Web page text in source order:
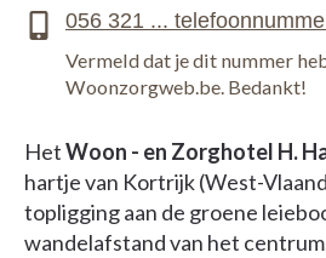
HetWoon - en Zorghotel H.
hartje van Kortrijk (West-
topligging aan de groene
wandelafstand van het
Vermeld dat je dit nummer
Woonzorgweb.be. Bedankt!